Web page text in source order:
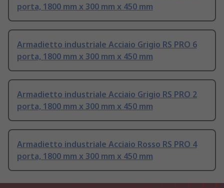
porta, 1800 mm x 300 mm x 450 mm
Armadietto industriale Acciaio Grigio RS PRO 6
porta, 1800 mm x 300 mm x 450 mm
Armadietto industriale Acciaio Grigio RS PRO 2
porta, 1800 mm x 300 mm x 450 mm
Armadietto industriale Acciaio Rosso RS PRO 4
porta, 1800 mm x 300 mm x 450 mm